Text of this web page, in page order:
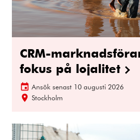
CRM-
fokus på lojalitet
Ansök senast 10 augusti 2026
Stockholm